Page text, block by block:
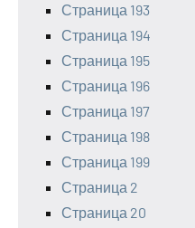
Страница 193
Страница 194
Страница 195
Страница 196
Страница 197
Страница 198
Страница 199
Страница 2
Страница 20